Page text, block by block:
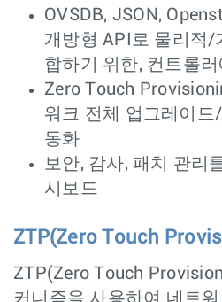
OVSDB, JSON,
개방형 API로 물리적/
합하기 위한, 컨트롤
Zero Touch
워크 전체 업그레이
동화
보안, 감사, 패치 관리
시보드
ZTP(Zero Touch
ZTP(Zero Touch